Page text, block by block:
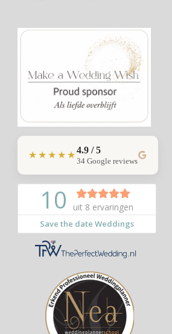
★★★★★4.9 / 5
34 Google reviews